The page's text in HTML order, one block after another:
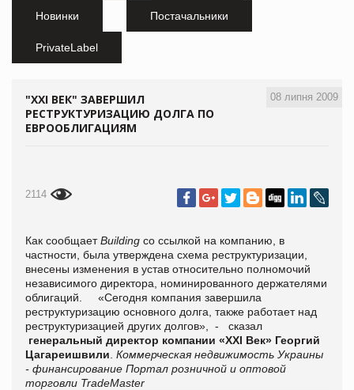
Новинки Постачальники
PrivateLabel
08 липня 2009
"XXI ВЕК" ЗАВЕРШИЛ
РЕСТРУКТУРИЗАЦИЮ ДОЛГА ПО
ЕВРООБЛИГАЦИЯМ
2114
Как сообщаетBuilding со ссылкой на компанию, в
частности, была утверждена схема реструктуризации,
внесены изменения в устав относительно полномочий
независимого директора, номинированного держателями
облигаций. «Сегодня компания завершила
реструктуризацию основного долга, также работает над
реструктуризацией других долгов», - сказал
генеральный директор компании «XXI Век» Георгий
Цагареишвили Коммерческая недвижимость Украины
- финансирование Портал розничной и оптовой
торговли TradeMaster